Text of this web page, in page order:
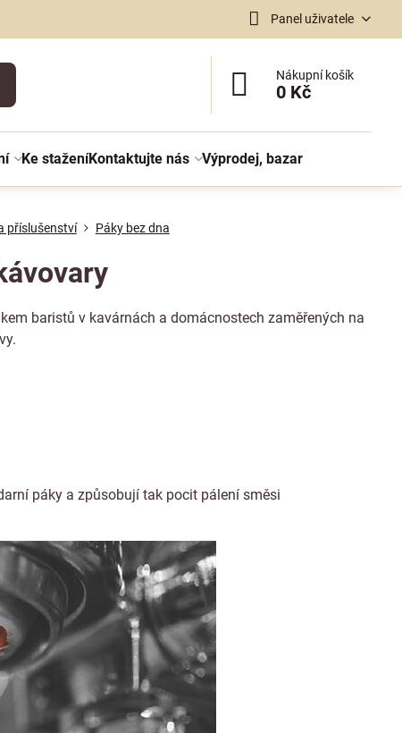
Panel uživatele
Nákupní košík
0 Kč
Ke staženíKontaktujte nás Výprodej, bazar
příslušenství Páky bez dna
baristů v kavárnách a domácnostech zaměřených na
páky a způsobují tak pocit pálení směsi